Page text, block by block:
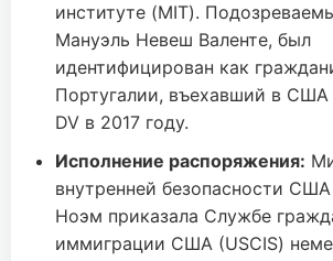
институте (MIT).
Мануэль Невеш Валенте, был
идентифицирован как
Португалии, въехавший в
DV в 2017 году.
Исполнение распоряжения:
внутренней безопасности
Ноэм приказала Службе
иммиграции США (USCIS)